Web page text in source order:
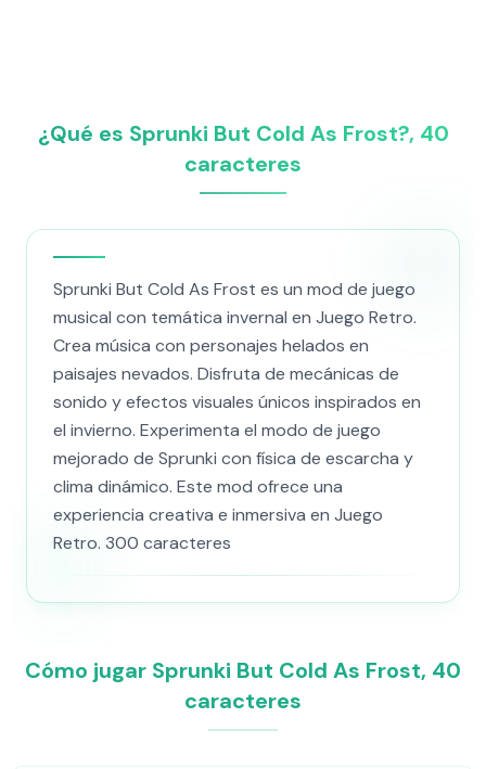
¿Qué es Sprunki But Cold As Frost?, 40
caracteres
Sprunki But Cold As Frost es un mod de juego
musical con temática invernal en Juego Retro.
Crea música con personajes helados en
paisajes nevados. Disfruta de mecánicas de
sonido y efectos visuales únicos inspirados en
el invierno. Experimenta el modo de juego
mejorado de Sprunki con física de escarcha y
clima dinámico. Este mod ofrece una
experiencia creativa e inmersiva en Juego
Retro. 300 caracteres
Cómo jugar Sprunki But Cold As Frost, 40
caracteres